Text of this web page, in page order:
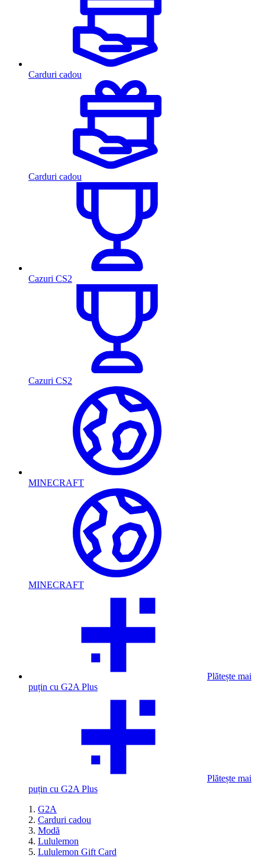
Carduri cadou
Carduri cadou
Cazuri CS2
Cazuri CS2
MINECRAFT
MINECRAFT
Plătește mai
puțin cu G2A Plus
Plătește mai
puțin cu G2A Plus
G2A
Carduri cadou
Modă
Lululemon
Lululemon Gift Card